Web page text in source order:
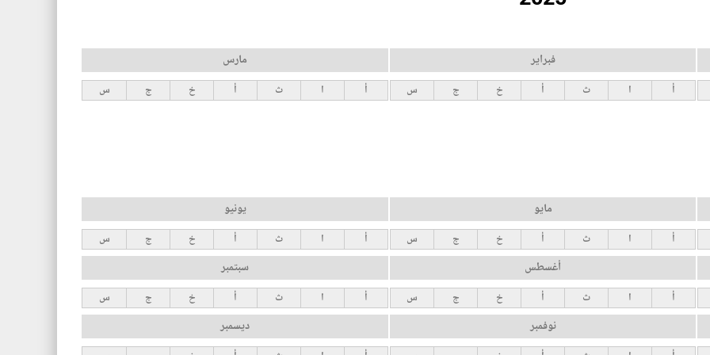
فبراير
أ ا ث أ خ ج س
مارس
أ ا ث أ خ ج س
مايو
أ ا ث أ خ ج س
يونيو
أ ا ث أ خ ج س
أغسطس
أ ا ث أ خ ج س
سبتمبر
أ ا ث أ خ ج س
نوفمبر ديسمبر